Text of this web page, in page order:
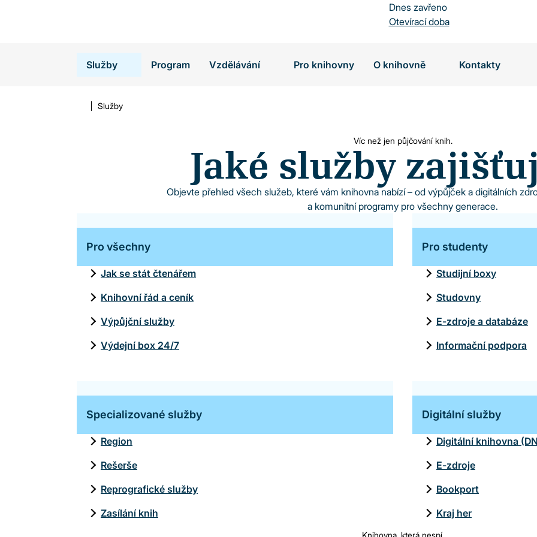
Dnes zavřeno
Otevírací doba
Služby Program Vzdělávání Pro knihovny O knihovně Kontakty
Služby
Víc než jen půjčování knih.
Jaké služby
Objevte přehled všech služeb, které vám knihovna nabízí – od výpůjček a digitálních
a komunitní programy pro všechny generace.
Pro všechny
Jak se stát čtenářem
Knihovní řád a ceník
Výpůjční služby
Výdejní box 24/7
Pro studenty
Studijní boxy
Studovny
E-zdroje a databáze
Informační podpora
Specializované služby
Region
Rešerše
Reprografické služby
Zasílání knih
Digitální služby
Digitální knihovna
E-zdroje
Bookport
Kraj her
Knihovna, která nespí.